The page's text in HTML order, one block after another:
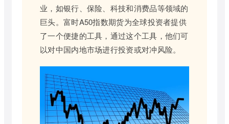
业，如银行、保险、科技和消费品等领域的
巨头。富时A50指数期货为全球投资者提供
了一个便捷的工具，通过这个工具，他们可
以对中国内地市场进行投资或对冲风险。